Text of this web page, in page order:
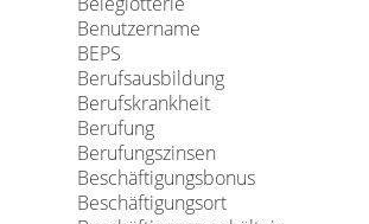
Benutzername
BEPS
Berufsausbildung
Berufskrankheit
Berufung
Berufungszinsen
Beschäftigungsbonus
Beschäftigungsort